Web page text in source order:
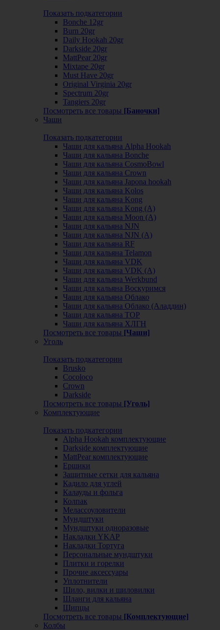
Показать подкатегории
Bonche 12gr
Burn 20gr
Daily Hookah 20gr
Darkside 20gr
MattPear 20gr
Mixtape 20gr
Must Have 20gr
Original Virginia 20gr
Spectrum 20gr
Tangiers 20gr
Посмотреть все товары [Баночки]
Чаши
Показать подкатегории
Чаши для кальяна Alpha Hookah
Чаши для кальяна Bonche
Чаши для кальяна CosmoBowl
Чаши для кальяна Crown
Чаши для кальяна Japona hookah
Чаши для кальяна Kolos
Чаши для кальяна Kong
Чаши для кальяна Kong (A)
Чаши для кальяна Moon (А)
Чаши для кальяна NJN
Чаши для кальяна NJN (А)
Чаши для кальяна RF
Чаши для кальяна Telamon
Чаши для кальяна VDK
Чаши для кальяна VDK (А)
Чаши для кальяна Werkbund
Чаши для кальяна Воскуримся
Чаши для кальяна Облако
Чаши для кальяна Облако (Аладдин)
Чаши для кальяна ТОР
Чаши для кальяна ХЛГН
Посмотреть все товары [Чаши]
Уголь
Показать подкатегории
Brusko
Cocoloco
Crown
Darkside
Посмотреть все товары [Уголь]
Комплектующие
Показать подкатегории
Alpha Hookah комплектующие
Darkside комплектующие
MattPear комплектующие
Ершики
Защитные сетки для кальяна
Кадило для углей
Калауды и фольга
Колпак
Мелассоуловители
Мундштуки
Мундштуки одноразовые
Накладки YKAP
Накладки Тортуга
Персональные мундштуки
Плитки и горелки
Прочие аксессуары
Уплотнители
Шило, вилки и шиловилки
Шланги для кальяна
Щипцы
Посмотреть все товары [Комплектующие]
Колбы